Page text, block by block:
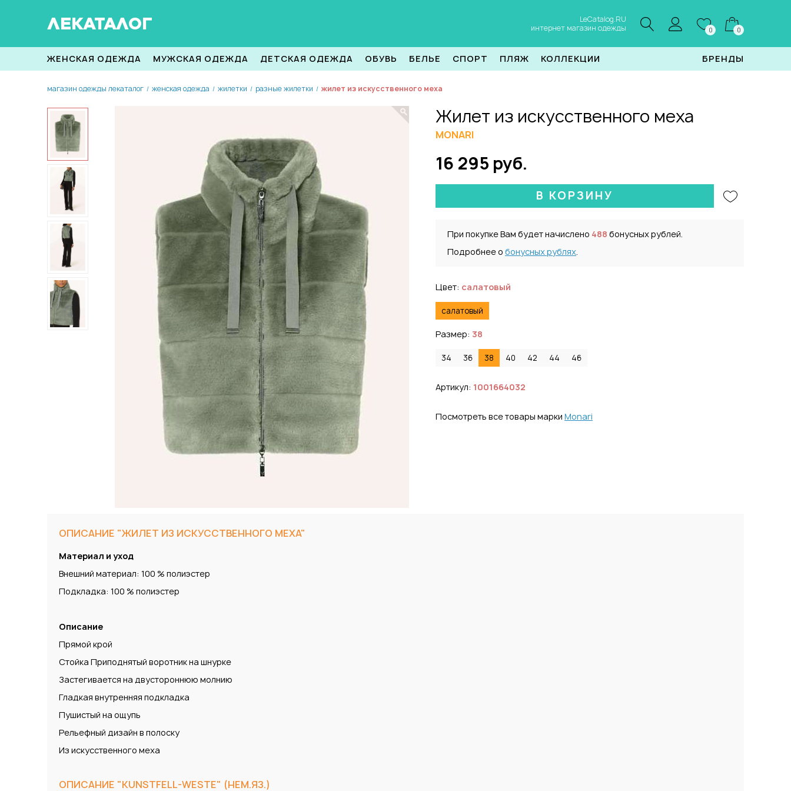
ЛЕКАТАЛОГ
LeCatalog.RU
интернет магазин одежды
0 0
ЖЕНСКАЯ ОДЕЖДА МУЖСКАЯ ОДЕЖДА ДЕТСКАЯ ОДЕЖДА ОБУВЬ БЕЛЬЕ СПОРТ ПЛЯЖ КОЛЛЕКЦИИ БРЕНДЫ
магазин одежды лекаталог / женская одежда / жилетки / разные жилетки / жилет из искусственного меха
Жилет из искусственного меха
MONARI
16 295 руб.
В КОРЗИНУ
При покупке Вам будет начислено 488 бонусных рублей.
Подробнее о бонусных рублях.
Цвет: салатовый
салатовый
Размер: 38
34 36 38 40 42 44 46
Артикул: 1001664032
Посмотреть все товары марки Monari
ОПИСАНИЕ "ЖИЛЕТ ИЗ ИСКУССТВЕННОГО МЕХА"
Материал и уход
Внешний материал: 100 % полиэстер
Подкладка: 100 % полиэстер
Описание
Прямой крой
Стойка Приподнятый воротник на шнурке
Застегивается на двустороннюю молнию
Гладкая внутренняя подкладка
Пушистый на ощупь
Рельефный дизайн в полоску
Из искусственного меха
ОПИСАНИЕ "KUNSTFELL-WESTE" (НЕМ.ЯЗ.)